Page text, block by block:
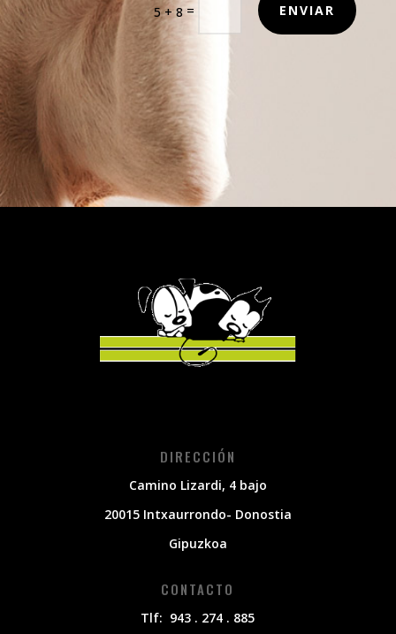
5 + 8= ENVIAR
DIRECCIÓN
Camino Lizardi, 4 bajo
20015 Intxaurrondo- Donostia
Gipuzkoa
CONTACTO
Tlf: 943 . 274 . 885